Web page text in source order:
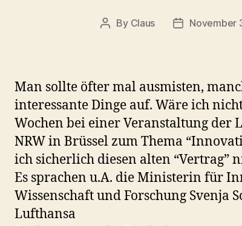
Post
By Claus
PostNovember
Man sollte öfter mal ausmisten,
interessante Dinge auf. Wäre ich
Wochen bei einer Veranstaltung der
NRW in Brüssel zum Thema
ich sicherlich diesen alten “Vertrag”
Es sprachen u.A. die Ministerin für
Wissenschaft und Forschung Svenja
Lufthansa